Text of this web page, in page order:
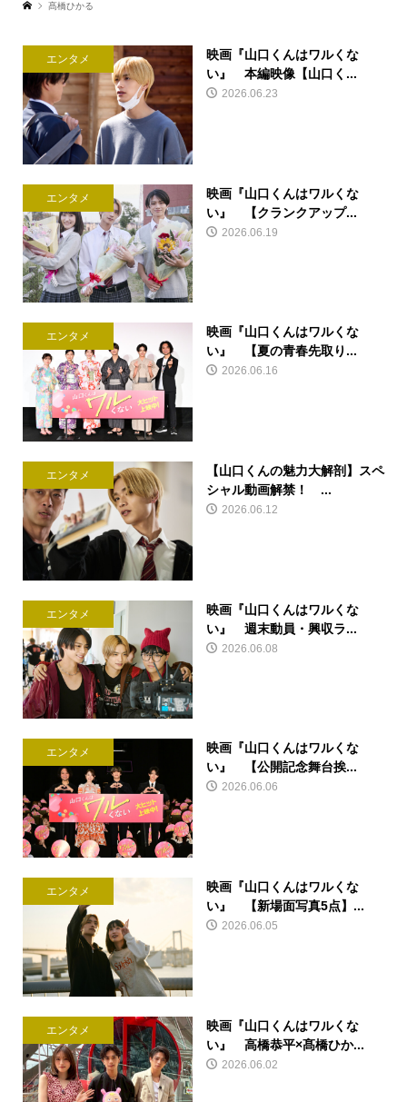
髙橋ひかる
エンタメ
映画『山口くんはワルくな
い』 本編映像【山口く...
2026.06.23
エンタメ
映画『山口くんはワルくな
い』 【クランクアップ...
2026.06.19
エンタメ
映画『山口くんはワルくな
い』 【夏の青春先取り...
2026.06.16
エンタメ
【山口くんの魅力大解剖】スペ
シャル動画解禁！ ...
2026.06.12
エンタメ
映画『山口くんはワルくな
い』 週末動員・興収ラ...
2026.06.08
エンタメ
映画『山口くんはワルくな
い』 【公開記念舞台挨...
2026.06.06
エンタメ
映画『山口くんはワルくな
い』 【新場面写真5点】...
2026.06.05
エンタメ
映画『山口くんはワルくな
い』 高橋恭平×髙橋ひか...
2026.06.02